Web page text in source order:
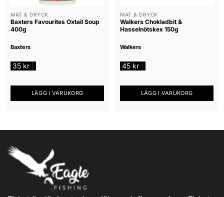
MAT & DRYCK
Baxters Favourites Oxtail Soup
400g
Baxters
35 kr
LÄGG I VARUKORG
MAT & DRYCK
Walkers Chokladbit &
Hasselnötskex 150g
Walkers
45 kr
LÄGG I VARUKORG